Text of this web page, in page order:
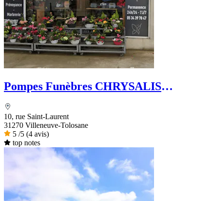
Pompes Funèbres CHRYSALIS
10, rue Saint-Laurent
31270 Villeneuve-Tolosane
5 /5 (4 avis)
top notes